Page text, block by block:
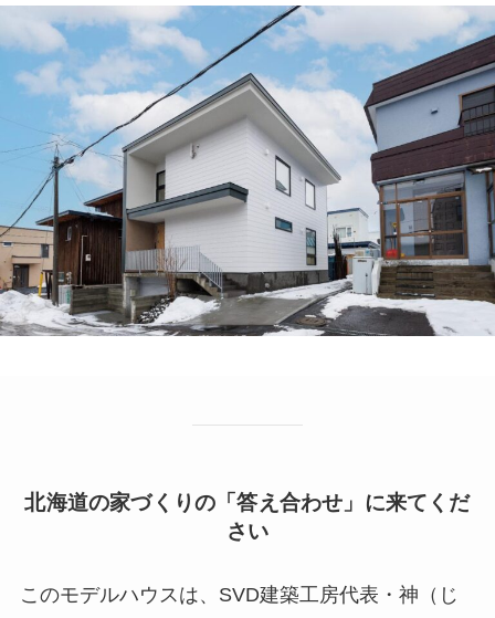
北海道の家づくりの「答え合わせ」に来てくだ
さい
このモデルハウスは、SVD建築工房代表・神（じ